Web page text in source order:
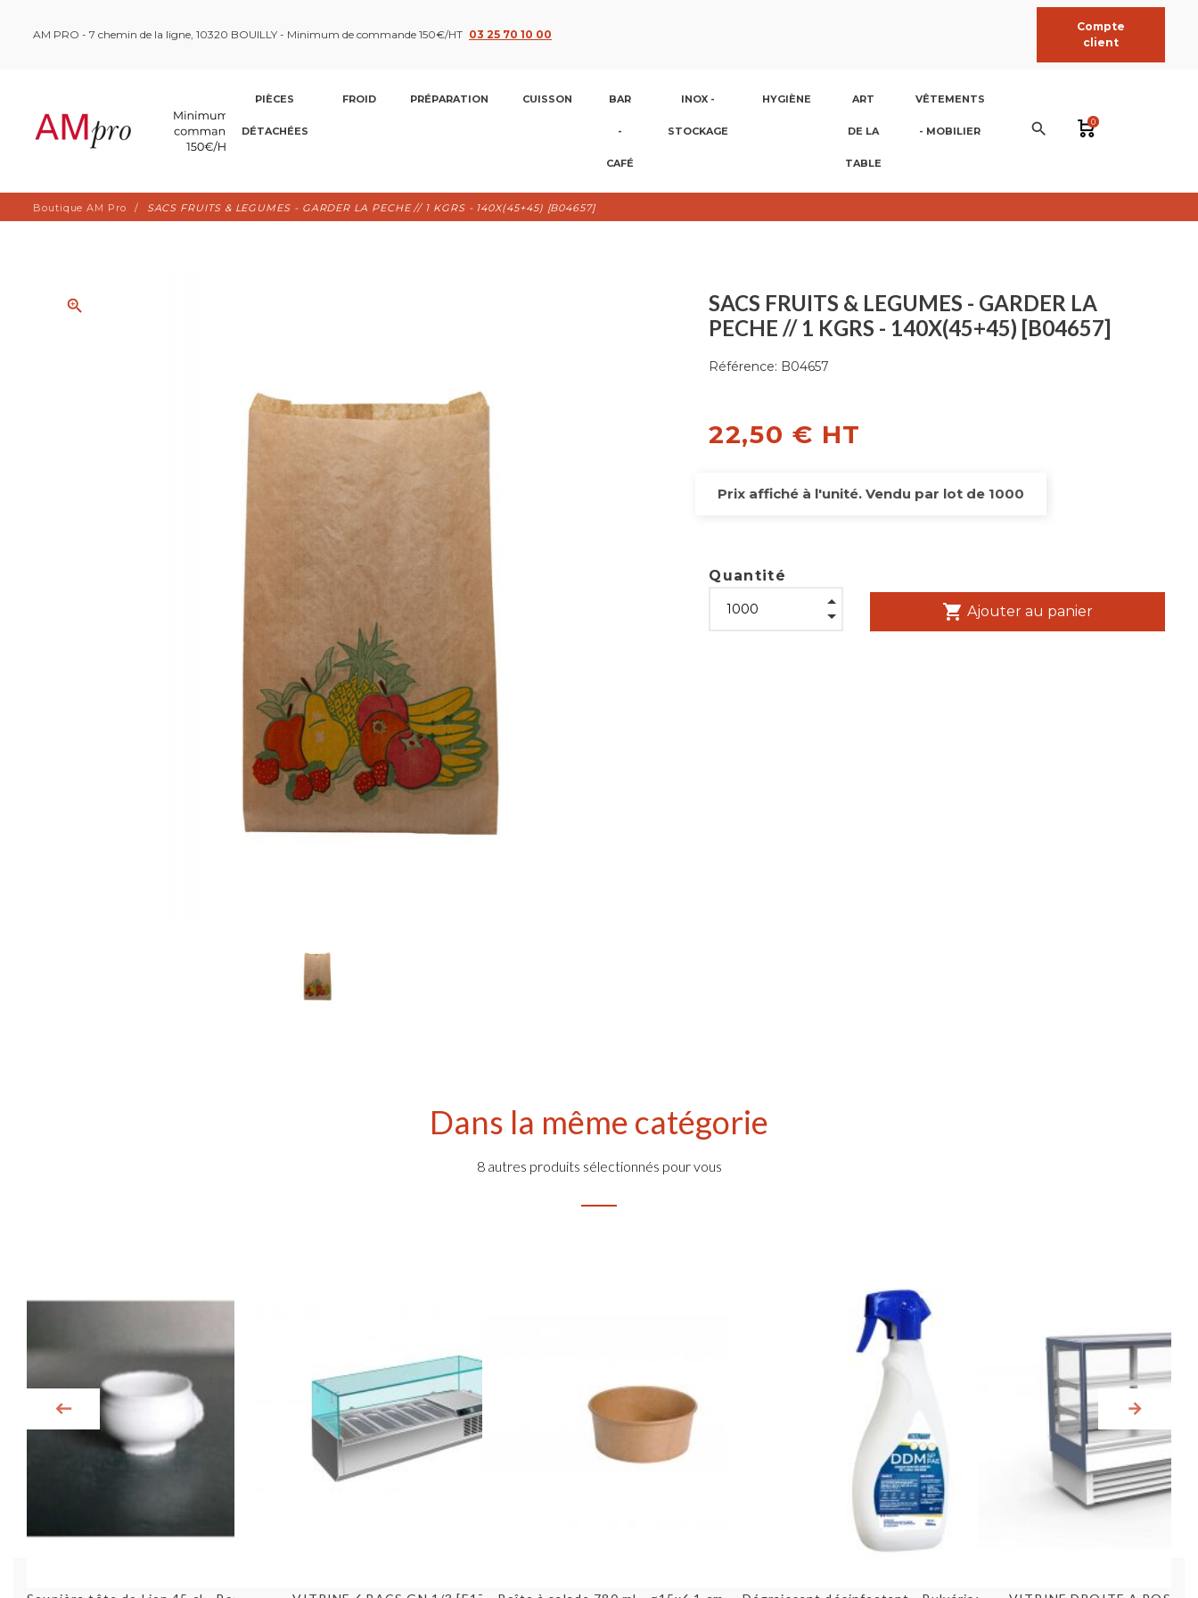
AM PRO - 7 chemin de la ligne, 10320 BOUILLY - Minimum de commande 150€/HT 03 25 70 10 00
Compte
client
PIÈCES
DÉTACHÉES
FROID PRÉPARATION CUISSON BAR
-
CAFÉ
INOX -
STOCKAGE
HYGIÈNE ART
DE LA
TABLE
VÊTEMENTS
- MOBILIER search 0
Boutique AM Pro SACS FRUITS & LEGUMES - GARDER LA PECHE // 1 KGRS - 140X(45+45) [B04657]
zoom_in
SACS FRUITS & LEGUMES - GARDER LA
PECHE // 1 KGRS - 140X(45+45) [B04657]
Référence: B04657
22,50 € HT
Prix affiché à l'unité. Vendu par lot de 1000
Quantité
shopping_cart Ajouter au panier
Dans la même catégorie
8 autres produits sélectionnés pour vous